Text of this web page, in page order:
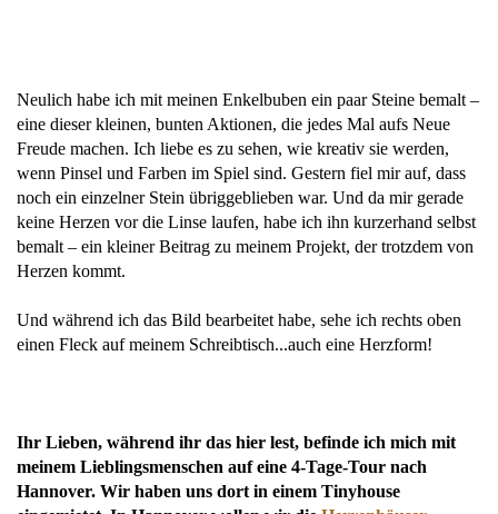
Neulich habe ich mit meinen Enkelbuben ein paar Steine bemalt –
eine dieser kleinen, bunten Aktionen, die jedes Mal aufs Neue
Freude machen. Ich liebe es zu sehen, wie kreativ sie werden,
wenn Pinsel und Farben im Spiel sind. Gestern fiel mir auf, dass
noch ein einzelner Stein übriggeblieben war. Und da mir gerade
keine Herzen vor die Linse laufen, habe ich ihn kurzerhand selbst
bemalt – ein kleiner Beitrag zu meinem Projekt, der trotzdem von
Herzen kommt.
Und während ich das Bild bearbeitet habe, sehe ich rechts oben
einen Fleck auf meinem Schreibtisch...auch eine Herzform!
Ihr Lieben, während ihr das hier lest, befinde ich mich mit
meinem Lieblingsmenschen auf eine 4-Tage-Tour nach
Hannover. Wir haben uns dort in einem Tinyhouse